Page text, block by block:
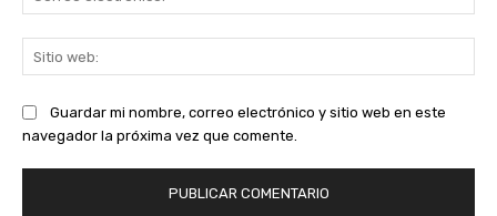
Guardar mi nombre, correo electrónico y sitio web en este
navegador la próxima vez que comente.